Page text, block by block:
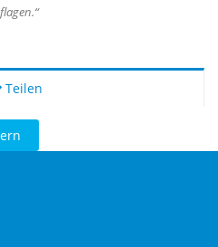
Teilen